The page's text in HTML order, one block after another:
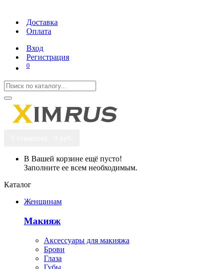
Доставка
Оплата
Вход
Регистрация
0
В Вашей корзине ещё пусто!
Заполните ее всем необходимым.
Каталог
Женщинам
Макияж
Аксессуары для макияжа
Брови
Глаза
Губы